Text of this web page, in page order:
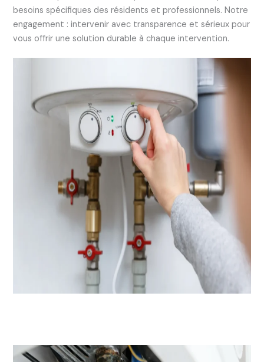
besoins spécifiques des résidents et professionnels. Notre
engagement : intervenir avec transparence et sérieux pour
vous offrir une solution durable à chaque intervention.